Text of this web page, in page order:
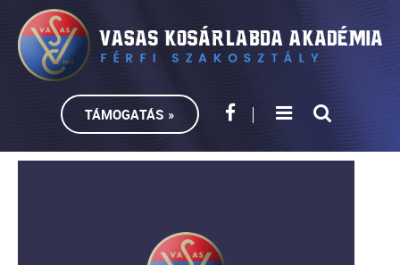
TÁMOGATÁS »